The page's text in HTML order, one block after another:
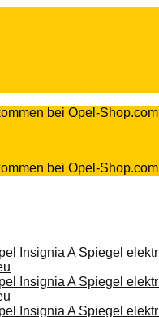
bei Opel-Shop.com
bei Opel-Shop.com